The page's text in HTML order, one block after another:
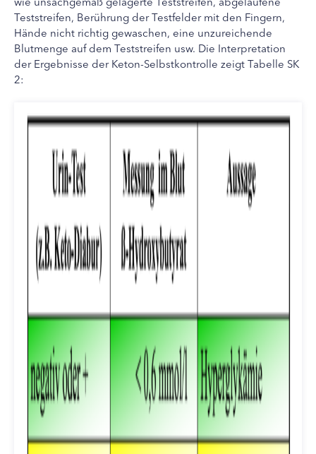
Teststreifen, Berührung der Testfelder mit den Fingern,
Hände nicht richtig gewaschen, eine unzureichende
Blutmenge auf dem Teststreifen usw. Die Interpretation
der Ergebnisse der Keton-Selbstkontrolle zeigt Tabelle SK
2: